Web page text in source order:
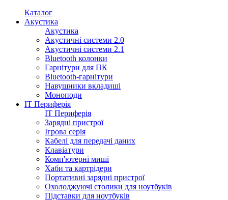
Каталог
Акустика
Акустика
Акустичні системи 2.0
Акустичні системи 2.1
Bluetooth колонки
Гарнітури для ПК
Bluetooth-гарнітури
Навушники вкладиші
Моноподи
IT Периферія
IT Периферія
Зарядні пристрої
Ігрова серія
Кабелі для передачі даних
Клавіатури
Комп'ютерні миші
Хаби та картрідери
Портативні зарядні пристрої
Охолоджуючі столики для ноутбуків
Підставки для ноутбуків